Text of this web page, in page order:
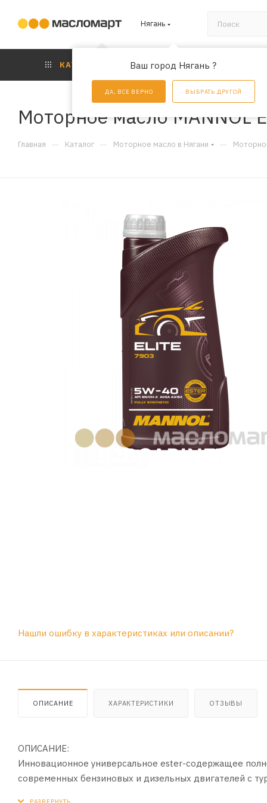
Нягань
Ваш город Нягань ?
ДА, ВСЕ ВЕРНО ВЫБРАТЬ ДРУГОЙ
КАТАЛОГ АКЦИИ
Моторное масло MANNOL
Главная — Каталог — Моторное масло в Нягани —
Нашли ошибку в характеристиках или описании?
ОПИСАНИЕ ХАРАКТЕРИСТИКИ ОТЗЫВЫ
ОПИСАНИЕ:
Инновационное универсальное ester-содержащее
современных бензиновых и дизельных двигателей с